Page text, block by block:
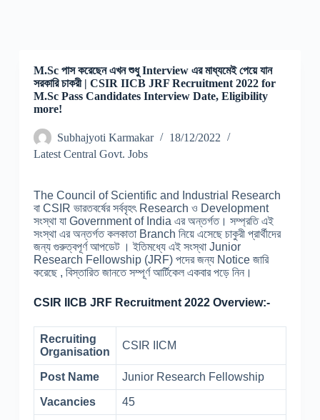
M.Sc পাস করেছেন এখন শুধু Interview এর মাধ্যমেই পেয়ে যান
সরকারি চাকরী | CSIR IICB JRF Recruitment 2022 for
M.Sc Pass Candidates Interview Date, Eligibility
more!
Subhajyoti Karmakar
18/12/2022
Latest Central Govt. Jobs
The Council of Scientific and Industrial Research
বা CSIR ভারতবর্ষের সর্ববৃহৎ Research ও Development
সংস্থা যা Government of India এর অন্তর্গত। সম্প্রতি এই
সংস্থা এর অন্তর্গত কলকাতা Branch নিয়ে এসেছে চাকুরী প্রার্থীদের
জন্য গুরুত্বপূর্ণ আপডেট । ইতিমধ্যে এই সংস্থা Junior
Research Fellowship (JRF) পদের জন্য Notice জারি
করেছে , বিস্তারিত জানতে সম্পূর্ণ আর্টিকেল একবার পড়ে নিন।
CSIR IICB JRF Recruitment 2022 Overview:-
Recruiting
Organisation
CSIR IICM
Post Name Junior Research Fellowship
Vacancies 45